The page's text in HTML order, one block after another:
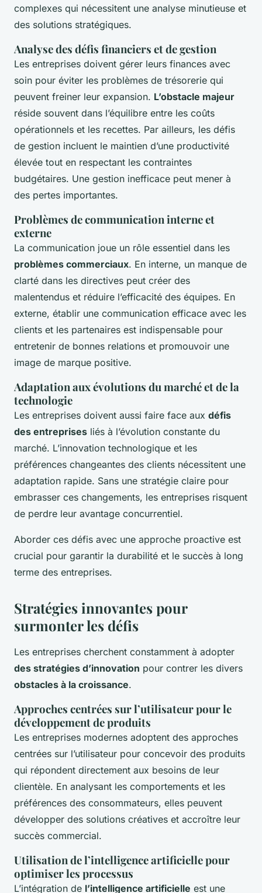
complexes qui nécessitent une analyse minutieuse et
des solutions stratégiques.
Analyse des défis financiers et de gestion
Les entreprises doivent gérer leurs finances avec
soin pour éviter les problèmes de trésorerie qui
peuvent freiner leur expansion. L’obstacle majeur
réside souvent dans l’équilibre entre les coûts
opérationnels et les recettes. Par ailleurs, les défis
de gestion incluent le maintien d’une productivité
élevée tout en respectant les contraintes
budgétaires. Une gestion inefficace peut mener à
des pertes importantes.
Problèmes de communication interne et
externe
La communication joue un rôle essentiel dans les
problèmes commerciaux. En interne, un manque de
clarté dans les directives peut créer des
malentendus et réduire l’efficacité des équipes. En
externe, établir une communication efficace avec les
clients et les partenaires est indispensable pour
entretenir de bonnes relations et promouvoir une
image de marque positive.
Adaptation aux évolutions du marché et de la
technologie
Les entreprises doivent aussi faire face aux défis
des entreprises liés à l’évolution constante du
marché. L’innovation technologique et les
préférences changeantes des clients nécessitent une
adaptation rapide. Sans une stratégie claire pour
embrasser ces changements, les entreprises risquent
de perdre leur avantage concurrentiel.
Aborder ces défis avec une approche proactive est
crucial pour garantir la durabilité et le succès à long
terme des entreprises.
Stratégies innovantes pour
surmonter les défis
Les entreprises cherchent constamment à adopter
des stratégies d’innovation pour contrer les divers
obstacles à la croissance.
Approches centrées sur l’utilisateur pour le
développement de produits
Les entreprises modernes adoptent des approches
centrées sur l’utilisateur pour concevoir des produits
qui répondent directement aux besoins de leur
clientèle. En analysant les comportements et les
préférences des consommateurs, elles peuvent
développer des solutions créatives et accroître leur
succès commercial.
Utilisation de l’intelligence artificielle pour
optimiser les processus
L’intégration de l’intelligence artificielle est une